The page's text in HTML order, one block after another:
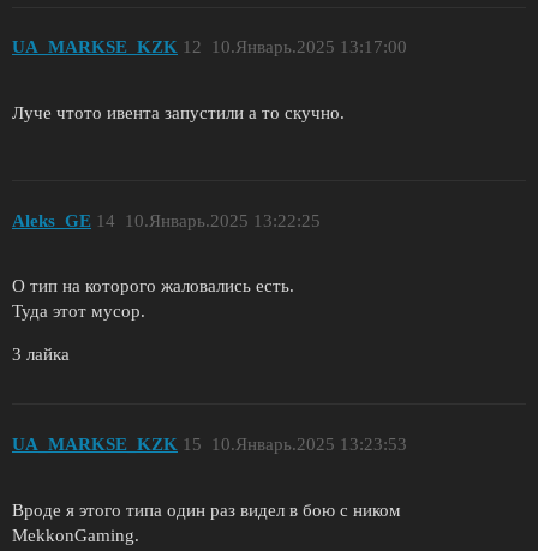
UA_MARKSE_KZK 10.Январь.2025 13:17:00
12
Луче чтото ивента запустили а то скучно.
Aleks_GE 10.Январь.2025 13:22:25
14
О тип на которого жаловались есть.
Туда этот мусор.
3 лайка
UA_MARKSE_KZK 10.Январь.2025 13:23:53
15
Вроде я этого типа один раз видел в бою с ником
MekkonGaming.